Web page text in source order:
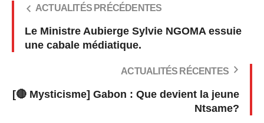
ACTUALITÉS PRÉCÉDENTES
Le Ministre Aubierge Sylvie NGOMA essuie
une cabale médiatique.
ACTUALITÉS RÉCENTES
[🔴 Mysticisme] Gabon : Que devient la jeune
Ntsame?